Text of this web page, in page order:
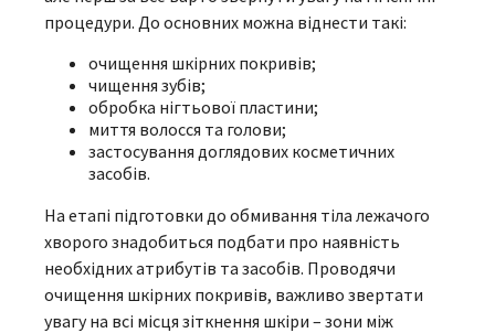
процедури. До основних можна віднести такі:
очищення шкірних покривів;
чищення зубів;
обробка нігтьової пластини;
миття волосся та голови;
застосування доглядових косметичних
засобів.
На етапі підготовки до обмивання тіла лежачого
хворого знадобиться подбати про наявність
необхідних атрибутів та засобів. Проводячи
очищення шкірних покривів, важливо звертати
увагу на всі місця зіткнення шкіри – зони між